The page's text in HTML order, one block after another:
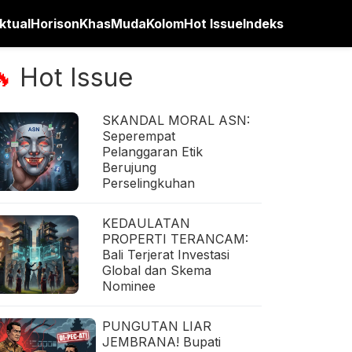
HorisonKhasMudaKolomHot IssueIndeks
Hot Issue
SKANDAL MORAL ASN:
Seperempat
Pelanggaran Etik
Berujung
Perselingkuhan
KEDAULATAN
PROPERTI TERANCAM:
Bali Terjerat Investasi
Global dan Skema
Nominee
PUNGUTAN LIAR
JEMBRANA! Bupati